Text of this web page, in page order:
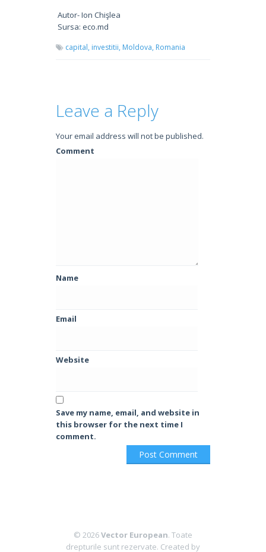
Autor- Ion Chişlea
Sursa: eco.md
capital, investitii, Moldova, Romania
Leave a Reply
Your email address will not be published.
Comment
Name
Email
Website
Save my name, email, and website in
this browser for the next time I
comment.
© 2026Vector European. Toate
drepturile sunt rezervate. Created by